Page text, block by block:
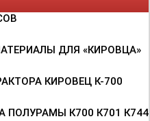
ДЛЯ «КИРОВЦА»
КИРОВЕЦ К-700
К700 К701 К744